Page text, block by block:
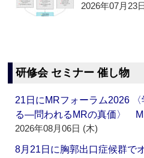
2026年07月23
研修会 セミナー 催し物
21日にMRフォーラム2026
る―問われるMRの真価〉
2026年08月06日 (木)
8月21日に胸郭出口症候群